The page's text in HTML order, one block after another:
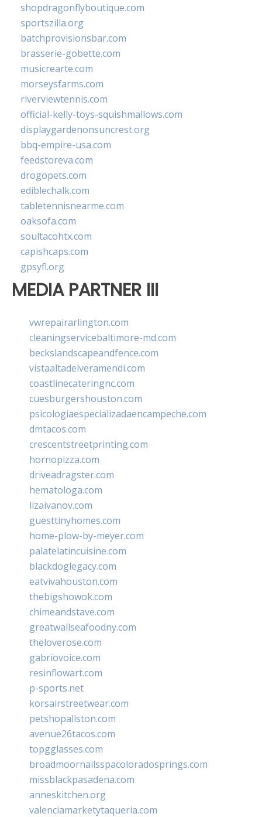
shopdragonflyboutique.com
sportszilla.org
batchprovisionsbar.com
brasserie-gobette.com
musicrearte.com
morseysfarms.com
riverviewtennis.com
official-kelly-toys-squishmallows.com
displaygardenonsuncrest.org
bbq-empire-usa.com
feedstoreva.com
drogopets.com
ediblechalk.com
tabletennisnearme.com
oaksofa.com
soultacohtx.com
capishcaps.com
gpsyfl.org
MEDIA PARTNER III
vwrepairarlington.com
cleaningservicebaltimore-md.com
beckslandscapeandfence.com
vistaaltadelveramendi.com
coastlinecateringnc.com
cuesburgershouston.com
psicologiaespecializadaencampeche.com
dmtacos.com
crescentstreetprinting.com
hornopizza.com
driveadragster.com
hematologa.com
lizaivanov.com
guesttinyhomes.com
home-plow-by-meyer.com
palatelatincuisine.com
blackdoglegacy.com
eatvivahouston.com
thebigshowok.com
chimeandstave.com
greatwallseafoodny.com
theloverose.com
gabriovoice.com
resinflowart.com
p-sports.net
korsairstreetwear.com
petshopallston.com
avenue26tacos.com
topgglasses.com
broadmoornailsspacoloradosprings.com
missblackpasadena.com
anneskitchen.org
valenciamarketytaqueria.com